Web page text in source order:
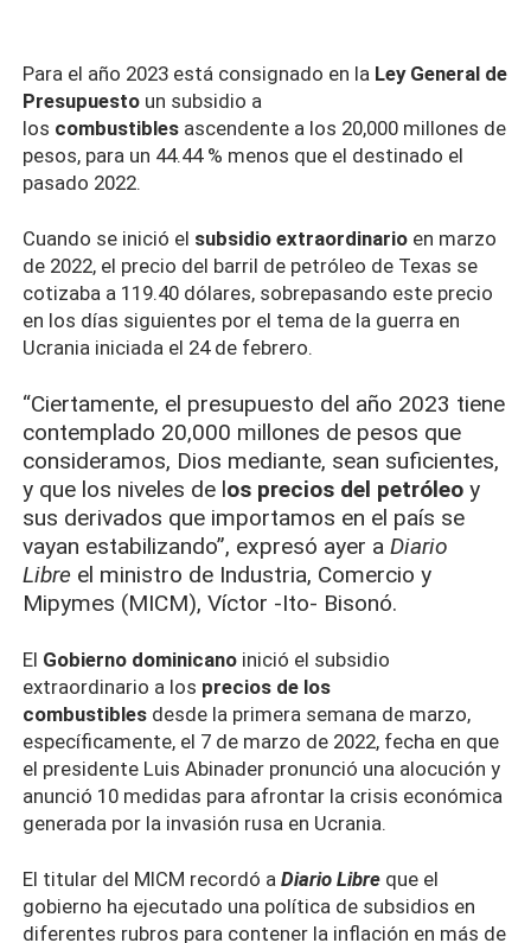
Para el año 2023 está consignado en la Ley General de
Presupuestoun subsidio a
los combustiblesascendente a los 20,000 millones de
pesos, para un 44.44 % menos que el destinado el
pasado 2022.
Cuando se inició el subsidio extraordinarioen marzo
de 2022, el precio del barril de petróleo de Texas se
cotizaba a 119.40 dólares, sobrepasando este precio
en los días siguientes por el tema de la guerra en
Ucrania iniciada el 24 de febrero.
“Ciertamente, el presupuesto del año 2023 tiene
contemplado 20,000 millones de pesos que
consideramos, Dios mediante, sean suficientes,
y que los niveles de los precios del petróleoy
sus derivados que importamos en el país se
vayan estabilizando”, expresó ayer a Diario
Libreel ministro de Industria, Comercio y
Mipymes (MICM), Víctor -Ito- Bisonó.
El Gobierno dominicanoinició el subsidio
extraordinario a los precios de los
combustiblesdesde la primera semana de marzo,
específicamente, el 7 de marzo de 2022, fecha en que
el presidente Luis Abinader pronunció una alocución y
anunció 10 medidas para afrontar la crisis económica
generada por la invasión rusa en Ucrania.
El titular del MICM recordó a Diario Libreque el
gobierno ha ejecutado una política de subsidios en
diferentes rubros para contener la inflación en más de